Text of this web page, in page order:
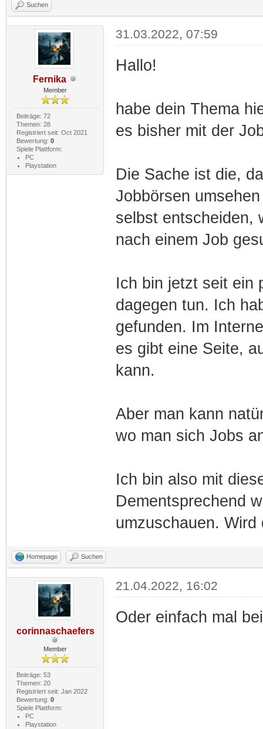
Suchen
Fernika
Member
Beiträge: 72
Themen: 28
Registriert seit: Oct 2021
Bewertung: 0
Spiele Plattform:
PC
Playstation
31.03.2022, 07:59
Hallo!
habe dein Thema
es bisher mit der
Die Sache ist die,
Jobbörsen
selbst entscheiden,
nach einem Job
Ich bin jetzt seit ein
dagegen tun. Ich
gefunden. Im
es gibt eine Seite,
kann.
Aber man kann
wo man sich Jobs
Ich bin also mit
Dementsprechend
umzuschauen.
Homepage Suchen
corinnaschaefers
Member
Beiträge: 53
Themen: 20
Registriert seit: Jan 2022
Bewertung: 0
Spiele Plattform:
PC
Playstation
21.04.2022, 16:02
Oder einfach mal